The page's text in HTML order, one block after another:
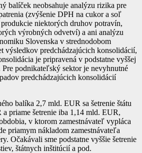
balíček neobsahuje analýzu rizika pre
(zvýšenie DPH na cukor a soľ
niektorých druhov potravín,
výrobných odvetví) a ani analýzu
Slovenska v strednodobom
výsledkov predchádzajúcich konsolidácií,
je pripravená v podstatne vyššej
Pre podnikateľský sektor je nevyhnutné
predchádzajúcich konsolidácií
balíka 2,7 mld. EUR sa šetrenie štátu
priame šetrenie iba 1,14 mld. EUR,
v ktorom zamestnávateľ vypláca
priamym nákladom zamestnávateľa
Očakávali sme podstatne vyššie šetrenie
štátnych inštitúcií a pod.